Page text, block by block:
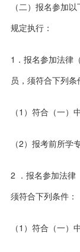
（二）报名参加
规定执行：
1．报名参加法律
员，须符合下列条
（1）符合（一）
（2）报考前所学
2 ．报名参加法律
须符合下列条件：
（1）符合（一）